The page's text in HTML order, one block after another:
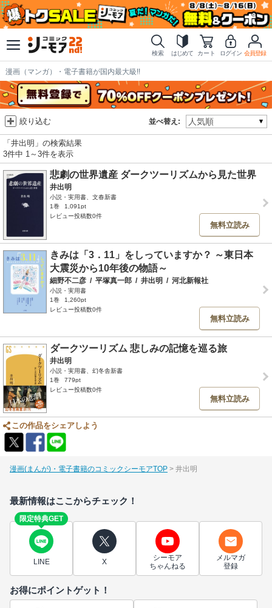
検索 はじめて カート ログイン 会員登録
漫画（マンガ）・電子書籍が国内最大級!!
並べ替え:
絞り込む
「井出明」の検索結果
3件中 1～3件を表示
悲劇の世界遺産 ダークツーリズムから見た世界
井出明
小説・実用書、文春新書
1巻
1,091pt
レビュー投稿数0件
無料立読み
きみは「3．11」をしっていますか？ ～東日本
大震災から10年後の物語～
細野不二彦 / 平塚真一郎 / 井出明 / 河北新報社
小説・実用書
1巻
1,260pt
レビュー投稿数0件
無料立読み
ダークツーリズム 悲しみの記憶を巡る旅
井出明
小説・実用書、幻冬舎新書
1巻
779pt
レビュー投稿数0件
無料立読み
この作品をシェアしよう
漫画(まんが)・電子書籍のコミックシーモアTOP 井出明
最新情報はここからチェック！
限定特典GET
LINE X
シーモア
ちゃんねる
メルマガ
登録
お得にポイントゲット！